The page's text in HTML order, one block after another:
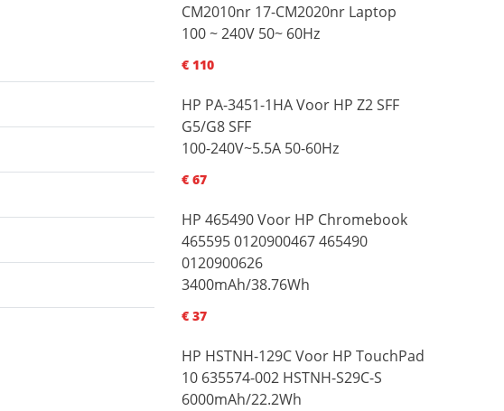
CM2010nr 17-CM2020nr Laptop
100 ~ 240V 50~ 60Hz
€ 110
HP PA-3451-1HA Voor HP Z2 SFF
G5/G8 SFF
100-240V~5.5A 50-60Hz
€ 67
HP 465490 Voor HP Chromebook
465595 0120900467 465490
0120900626
3400mAh/38.76Wh
€ 37
HP HSTNH-129C Voor HP TouchPad
10 635574-002 HSTNH-S29C-S
6000mAh/22.2Wh